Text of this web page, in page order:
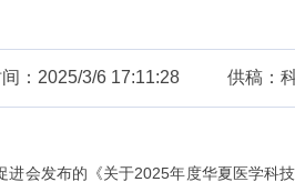
：2025/3/6 17:11:28 供稿：
进会发布的《关于2025年度华夏医学科